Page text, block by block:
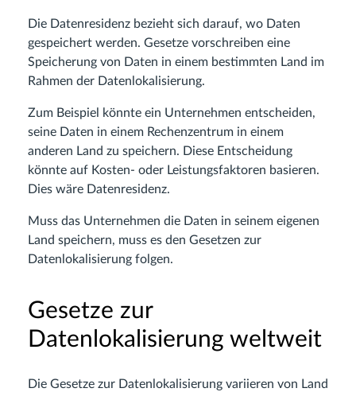
Die Datenresidenz bezieht sich darauf, wo Daten
gespeichert werden. Gesetze vorschreiben eine
Speicherung von Daten in einem bestimmten Land im
Rahmen der Datenlokalisierung.
Zum Beispiel könnte ein Unternehmen entscheiden,
seine Daten in einem Rechenzentrum in einem
anderen Land zu speichern. Diese Entscheidung
könnte auf Kosten- oder Leistungsfaktoren basieren.
Dies wäre Datenresidenz.
Muss das Unternehmen die Daten in seinem eigenen
Land speichern, muss es den Gesetzen zur
Datenlokalisierung folgen.
Gesetze zur
Datenlokalisierung weltweit
Die Gesetze zur Datenlokalisierung variieren von Land